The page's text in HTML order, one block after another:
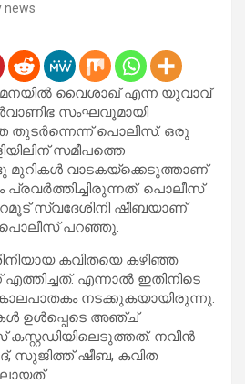
news
വൈശാഖ് എന്ന യുവാവ്
സംഘവുമായി
തുടർന്നെന്ന് പൊലീസ്. ഒരു
സമീപത്തെ
മുറികൾ വാടകയ്ക്കെടുത്താണ്
പൊലീസ്
സ്വദേശിനി ഷീബയാണ്
പൊലീസ് പറഞ്ഞു.
കവിതയെ കഴിഞ്ഞ
എത്തിച്ചത്. എന്നാൽ ഇതിനിടെ
നടക്കുകയായിരുന്നു.
ഉൾപ്പെടെ അഞ്ച്
നവീൻ
സുജിത്ത് ഷീബ, കവിത